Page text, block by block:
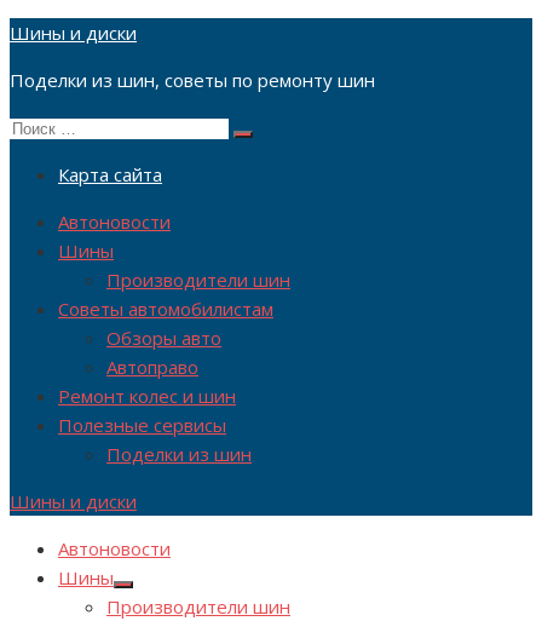
Перейти
содержимому
Шины и диски
Поделки из шин, советы по ремонту шин
Поиск
Поиск
Карта сайта
Автоновости
Шины
Производители шин
Советы автомобилистам
Обзоры авто
Автоправо
Ремонт колес и шин
Полезные сервисы
Поделки из шин
Шины и диски
Автоновости
Шины
Показывать
подменю
Производители шин